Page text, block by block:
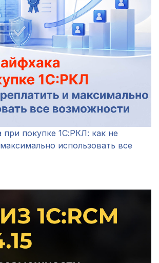
при покупке 1С:РКЛ: как не
использовать все